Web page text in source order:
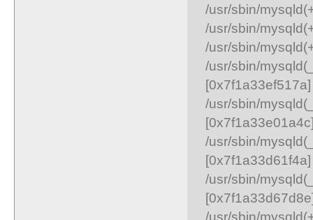
/usr/sbin/
/usr/sbin/
/usr/sbin/
/usr/sbin/
[0x7f1a33ef517a]
/usr/sbin/
/usr/sbin/
[0x7f1a33d61f4a]
/usr/sbin/
/usr/sbin/